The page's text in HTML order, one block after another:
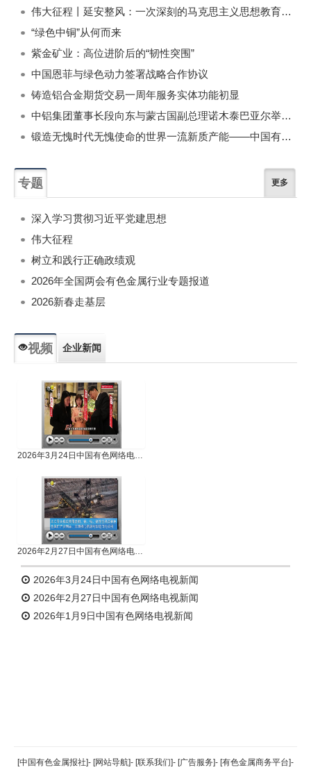
伟大征程丨延安整风：一次深刻的马克思主义思想教育运动
“绿色中铜”从何而来
紫金矿业：高位进阶后的“韧性突围”
中国恩菲与绿色动力签署战略合作协议
铸造铝合金期货交易一周年服务实体功能初显
中铝集团董事长段向东与蒙古国副总理诺木泰巴亚尔举行会谈
锻造无愧时代无愧使命的世界一流新质产能——中国有色金属工业的战略应对与破局之道（二）
专题 更多
深入学习贯彻习近平党建思想
伟大征程
树立和践行正确政绩观
2026年全国两会有色金属行业专题报道
2026新春走基层
视频 企业新闻
2026年3月24日中国有色网络电视新闻
2026年2月27日中国有色网络电视新闻
2026年3月24日中国有色网络电视新闻
2026年2月27日中国有色网络电视新闻
2026年1月9日中国有色网络电视新闻
返回顶部
[中国有色金属报社]- [网站导航]- [联系我们]- [广告服务]- [有色金属商务平台]-